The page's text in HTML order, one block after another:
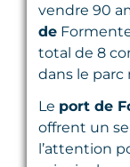
vendre 90
de
total de 8
dans le parc
Le port de
offrent un
l’attention